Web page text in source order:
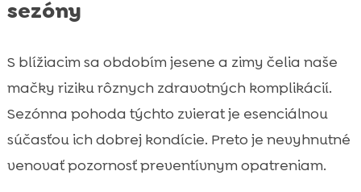
sezóny
S blížiacim sa obdobím jesene a zimy čelia naše
mačky riziku rôznych zdravotných komplikácií.
Sezónna pohoda týchto zvierat je esenciálnou
súčasťou ich dobrej kondície. Preto je nevyhnutné
venovať pozornosť preventívnym opatreniam.